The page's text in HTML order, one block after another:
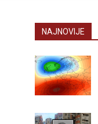
NAJNOVIJE